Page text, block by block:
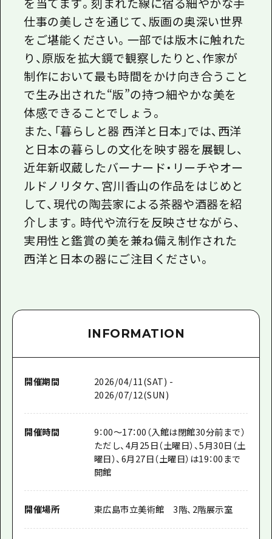
仕事の美しさを通じて、版画の奥深い世界
をご堪能ください。一部では版木に触れた
り、原版を拡大鏡で観察したりと、作家が
制作において最も時間をかけ向き合うこと
で生み出された“版”の持つ細やかな美を
体感できることでしょう。
また、「暮らしと器 西洋と日本」では、西洋
と日本の暮らしの文化を映す器を展観し、
近年新収蔵したバーナード・リーチやオー
ルドノリタケ、宮川香山の作品をはじめと
して、現代の陶芸家による茶器や酒器を紹
介します。時代や流行を反映させながら、
実用性と鑑賞の美を兼ね備え制作された
西洋と日本の器にご注目ください。
INFORMATION
開催期間
2026/04/11(SAT) -
2026/07/12(SUN)
開催時間
9：00～17：00（入館は閉館30分前まで）
ただし、4月25日（土曜日）、5月30日（土
曜日）、6月27日（土曜日）は19：00まで
開館
開催場所 東広島市立美術館 3階、2階展示室